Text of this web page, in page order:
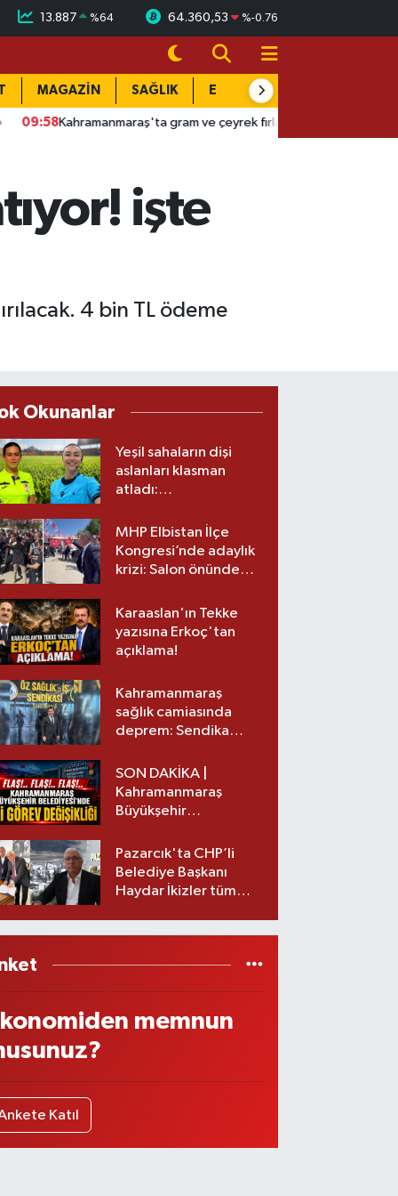
13.887 %64 64.360,53 %-0.76
MAGAZİN SAĞLIK EĞİTİM
gram ve çeyrek fırladı: Fiyatlar baş döndürüyor
işte
4 bin TL ödeme
Okunanlar
Yeşil sahaların dişi
aslanları klasman
atladı:
üst lige iki transfer!
MHP Elbistan İlçe
Kongresi’nde adaylık
krizi: Salon önünde
Karaaslan'ın Tekke
yazısına Erkoç'tan
açıklama!
Kahramanmaraş
sağlık camiasında
deprem: Sendika
SON DAKİKA |
Kahramanmaraş
Büyükşehir
görev değişikliği!
Pazarcık'ta CHP’li
Belediye Başkanı
Haydar İkizler tüm
memnun
Katıl